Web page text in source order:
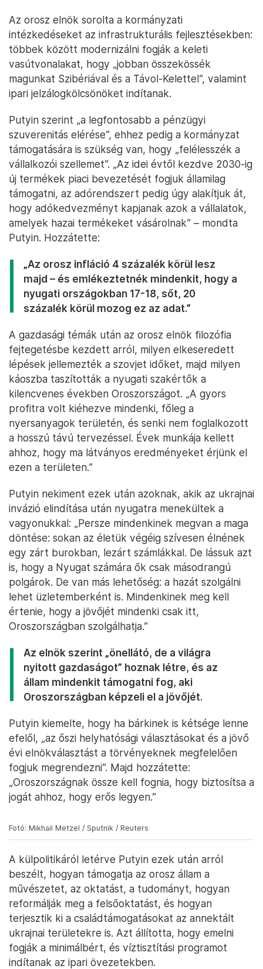
Az orosz elnök sorolta a kormányzati
intézkedéseket az infrastrukturális fejlesztésekben:
többek között modernizálni fogják a keleti
vasútvonalakat, hogy „jobban összekössék
magunkat Szibériával és a Távol-Kelettel”, valamint
ipari jelzálogkölcsönöket indítanak.
Putyin szerint „a legfontosabb a pénzügyi
szuverenitás elérése”, ehhez pedig a kormányzat
támogatására is szükség van, hogy „felélesszék a
vállalkozói szellemet”. „Az idei évtől kezdve 2030-ig
új termékek piaci bevezetését fogjuk államilag
támogatni, az adórendszert pedig úgy alakítjuk át,
hogy adókedvezményt kapjanak azok a vállalatok,
amelyek hazai termékeket vásárolnak” – mondta
Putyin. Hozzátette:
„Az orosz infláció 4 százalék körül lesz
majd – és emlékeztetnék mindenkit, hogy a
nyugati országokban 17-18, sőt, 20
százalék körül mozog ez az adat.”
A gazdasági témák után az orosz elnök filozófia
fejtegetésbe kezdett arról, milyen elkeseredett
lépések jellemezték a szovjet időket, majd milyen
káoszba taszították a nyugati szakértők a
kilencvenes években Oroszországot. „A gyors
profitra volt kiéhezve mindenki, főleg a
nyersanyagok területén, és senki nem foglalkozott
a hosszú távú tervezéssel. Évek munkája kellett
ahhoz, hogy ma látványos eredményeket érjünk el
ezen a területen.”
Putyin nekiment ezek után azoknak, akik az ukrajnai
invázió elindítása után nyugatra menekültek a
vagyonukkal: „Persze mindenkinek megvan a maga
döntése: sokan az életük végéig szívesen élnének
egy zárt burokban, lezárt számlákkal. De lássuk azt
is, hogy a Nyugat számára ők csak másodrangú
polgárok. De van más lehetőség: a hazát szolgálni
lehet üzletemberként is. Mindenkinek meg kell
értenie, hogy a jövőjét mindenki csak itt,
Oroszországban szolgálhatja.”
Az elnök szerint „önellátó, de a világra
nyitott gazdaságot” hoznak létre, és az
állam mindenkit támogatni fog, aki
Oroszországban képzeli el a jövőjét.
Putyin kiemelte, hogy ha bárkinek is kétsége lenne
efelől, „az őszi helyhatósági választásokat és a jövő
évi elnökválasztást a törvényeknek megfelelően
fogjuk megrendezni”. Majd hozzátette:
„Oroszországnak össze kell fognia, hogy biztosítsa a
jogát ahhoz, hogy erős legyen.”